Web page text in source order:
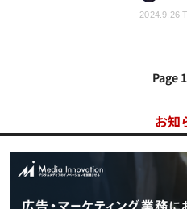
2024.9.26
Page
お知